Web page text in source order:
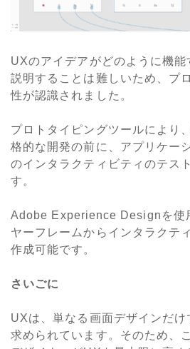
UXのアイデアがどのように機
説明することは難しいため、プ
性が認識されました。
プロトタイピングツールにより
格的な開発の前に、アプリケー
のインタラクティビティのテス
す。
Adobe Experience Designを使
ヤーフレームからインタラクテ
作成可能です。
さいごに
UXは、単なる画面デザインだけ
求められています。そのため、